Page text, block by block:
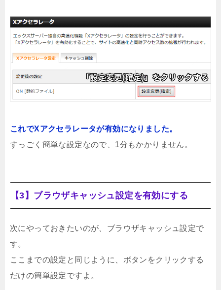
これでXアクセラレータが有効になりました。
すっごく簡単な設定なので、1分もかかりません。
【3】ブラウザキャッシュ設定を有効にする
次にやっておきたいのが、ブラウザキャッシュ設定で
す。
ここまでの設定と同じように、ボタンをクリックする
だけの簡単設定ですよ。